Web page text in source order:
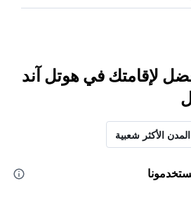
لإقامتك في هوتل آند
المدن الأكثر شعبية